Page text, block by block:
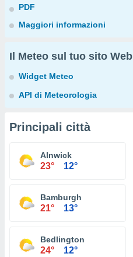
PDF
Maggiori informazioni
Il Meteo sul tuo sito Web
Widget Meteo
API di Meteorologia
Principali città
Alnwick
23° 12°
Bamburgh
21° 13°
Bedlington
24° 12°